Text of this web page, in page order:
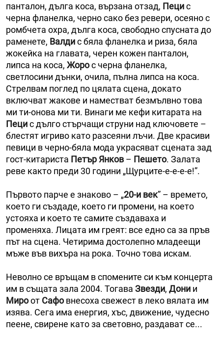
панталон, дълга коса, вързана отзад, Пецис
черна фланелка, черно сако без ревери, осеяно с
ромбчета охра, дълга коса, свободно спусната до
раменете, Валдис бяла фланелка и риза, бяла
жокейка на главата, черен кожен панталон,
липса на коса, Жорос черна фланелка,
светлосини дънки, очила, пълна липса на коса.
Стрелвам поглед по цялата сцена, докато
включват жакове и наместват безмълвно това
ми ти-онова ми ти. Винаги ме кефи китарата на
Пецис дълго стърчащи струни над ключовете –
блестят игриво като разсеяни лъчи. Две красиви
певици в черно-бяла мода украсяват сцената зад
гост-китариста Петър Янков – Пешето. Залата
реве както преди 30 години „Щурците-е-е-е-е!”.
Първото парче е знаково – „20-и век” – времето,
което ги създаде, което ги промени, на което
устояха и което те самите създаваха и
променяха. Лицата им греят: все едно са за пръв
път на сцена. Четирима достолепно младеещи
мъже във вихъра на рока. Точно това искам.
Неволно се връщам в спомените си към концерта
им в същата зала 2004. Тогава Звезди, Дони и
Мироот Сафовнесоха свежест в леко вялата им
изява. Сега има енергия, хъс, движение, чудесно
пеене, свирене като за световно, раздават се...